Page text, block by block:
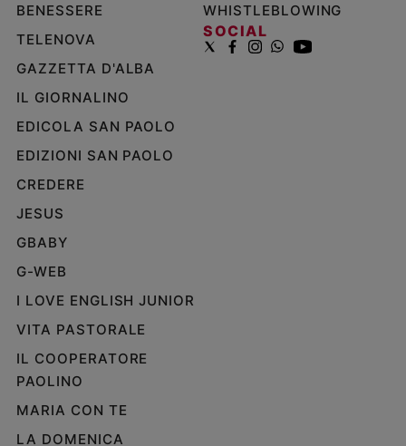
BENESSERE
TELENOVA
GAZZETTA D'ALBA
IL GIORNALINO
EDICOLA SAN PAOLO
EDIZIONI SAN PAOLO
CREDERE
JESUS
GBABY
G-WEB
I LOVE ENGLISH JUNIOR
VITA PASTORALE
IL COOPERATORE
PAOLINO
MARIA CON TE
LA DOMENICA
WHISTLEBLOWING
SOCIAL